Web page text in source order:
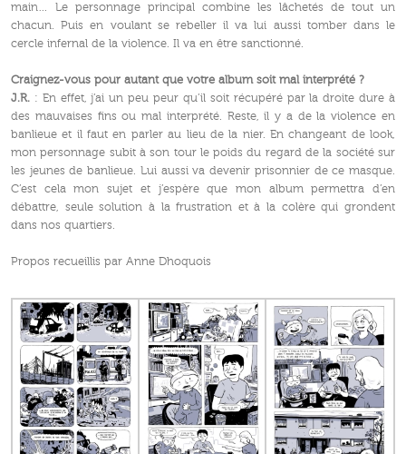
main… Le personnage principal combine les lâchetés de tout un
chacun. Puis en voulant se rebeller il va lui aussi tomber dans le
cercle infernal de la violence. Il va en être sanctionné.
Craignez-vous pour autant que votre album soit mal interprété ?
J.R. : En effet, j’ai un peu peur qu’il soit récupéré par la droite dure à
des mauvaises fins ou mal interprété. Reste, il y a de la violence en
banlieue et il faut en parler au lieu de la nier. En changeant de look,
mon personnage subit à son tour le poids du regard de la société sur
les jeunes de banlieue. Lui aussi va devenir prisonnier de ce masque.
C’est cela mon sujet et j’espère que mon album permettra d’en
débattre, seule solution à la frustration et à la colère qui grondent
dans nos quartiers.
Propos recueillis par Anne Dhoquois